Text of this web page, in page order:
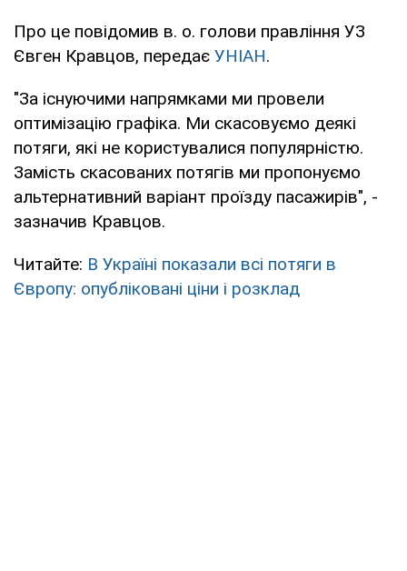
Про це повідомив в. о. голови правління УЗ
Євген Кравцов, передає УНІАН.
"За існуючими напрямками ми провели
оптимізацію графіка. Ми скасовуємо деякі
потяги, які не користувалися популярністю.
Замість скасованих потягів ми пропонуємо
альтернативний варіант проїзду пасажирів", -
зазначив Кравцов.
Читайте: В Україні показали всі потяги в
Європу: опубліковані ціни і розклад